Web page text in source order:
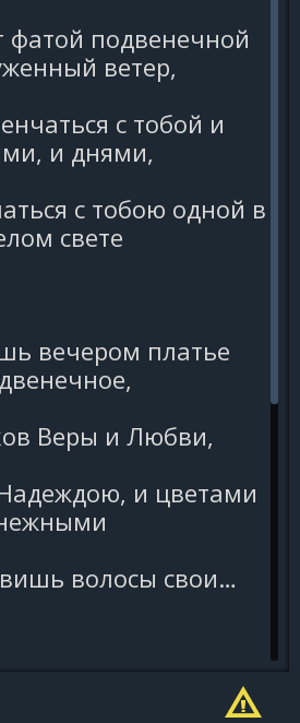
фатой подвенечной
ветер,
с тобой и
и днями,
с тобою одной в
свете
вечером платье
Веры и Любви,
и цветами
волосы свои…
с тобой, когда